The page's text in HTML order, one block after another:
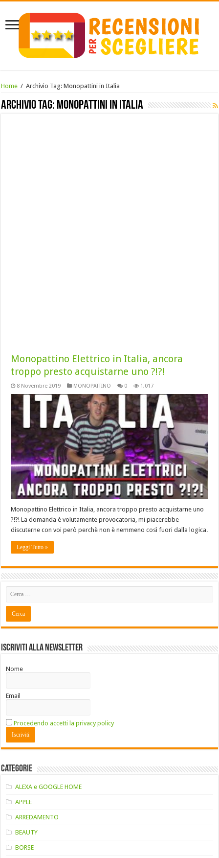
Home / Archivio Tag:Monopattini in Italia
Archivio Tag: Monopattini in Italia
Monopattino Elettrico in Italia, ancora
troppo presto acquistarne uno ?!?!
8 Novembre 2019 MONOPATTINO 0 1,017
Monopattino Elettrico in Italia, ancora troppo presto acquistarne uno
?!?! La domanda è volutamente provocatoria, mi piacerebbe
discuterne con voi però perchè non è nemmeno così fuori dalla logica.
Leggi Tutto »
Iscriviti alla Newsletter
Nome
Email
Procedendo accetti la privacy policy
Categorie
ALEXA e GOOGLE HOME
APPLE
ARREDAMENTO
BEAUTY
BORSE